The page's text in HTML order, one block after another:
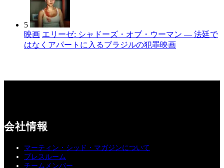
5
映画 エリーゼ: シャドーズ・オブ・ウーマン — 法廷で
はなくアパートに入るブラジルの犯罪映画
会社情報
マーティン・シッド・マガジンについて
プレスルーム
チームメンバー